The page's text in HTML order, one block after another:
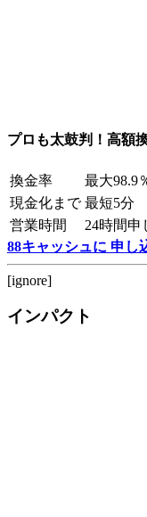
プロも太鼓判！高額
換金率
最大98.9
現金化まで 最短5分
営業時間
24時間申
88キャッシュに 申し
[ignore]
インパクト